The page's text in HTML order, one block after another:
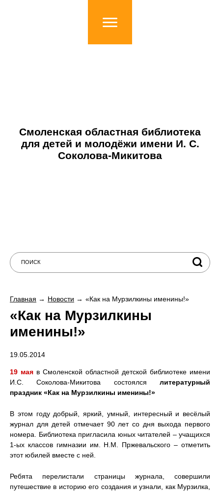
Смоленская областная библиотека
для детей и молодёжи имени И. С.
Соколова-Микитова
Главная Новости «Как на Мурзилкины именины!»
«Как на Мурзилкины
именины!»
19.05.2014
19 мая в Смоленской областной детской библиотеке имени
И.С. Соколова-Микитова состоялся литературный
праздник «Как на Мурзилкины именины!»
В этом году добрый, яркий, умный, интересный и весёлый
журнал для детей отмечает 90 лет со дня выхода первого
номера. Библиотека пригласила юных читателей – учащихся
1-ых классов гимназии им. Н.М. Пржевальского – отметить
этот юбилей вместе с ней.
Ребята перелистали страницы журнала, совершили
путешествие в историю его создания и узнали, как Мурзилка,